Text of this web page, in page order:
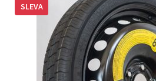
SLEVA